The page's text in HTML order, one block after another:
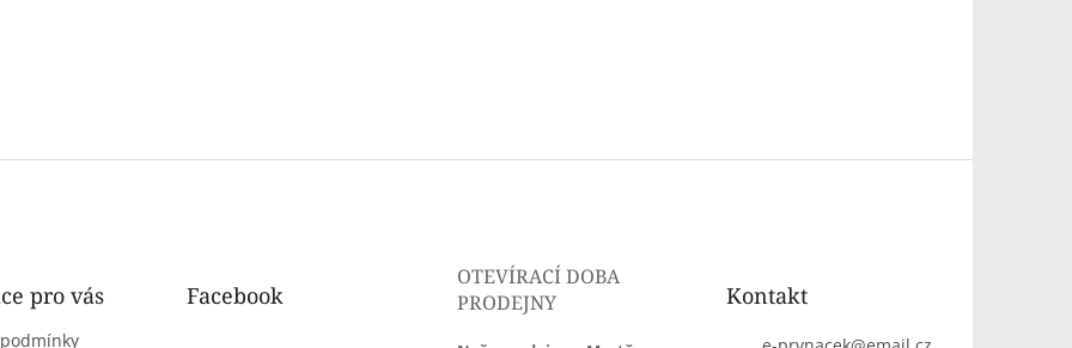
pro vás Facebook
OTEVÍRACÍ DOBA
PRODEJNY
Kontakt